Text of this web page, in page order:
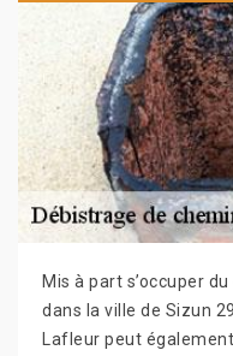
Mis à part s’occuper
dans la ville de Sizun
Lafleur peut